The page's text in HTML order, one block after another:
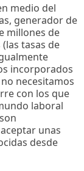
medio del
generador de
millones de
tasas de
incorporados
necesitamos
con los que
laboral
unas
desde